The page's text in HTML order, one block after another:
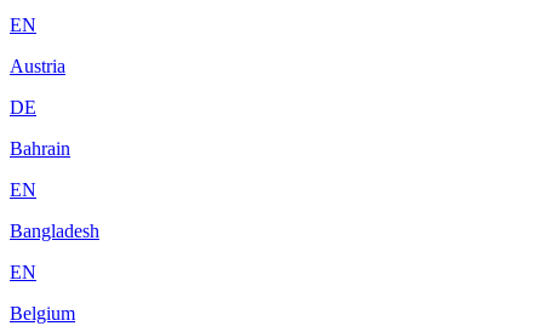
EN
Austria
DE
Bahrain
EN
Bangladesh
EN
Belgium